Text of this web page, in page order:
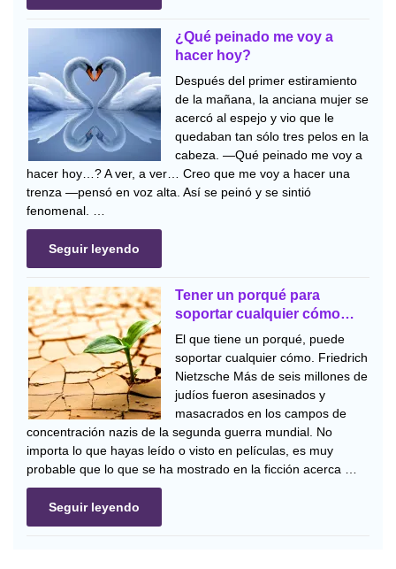
¿Qué peinado me voy a
hacer hoy?
Después del primer estiramiento
de la mañana, la anciana mujer se
acercó al espejo y vio que le
quedaban tan sólo tres pelos en la
cabeza. —Qué peinado me voy a
hacer hoy…? A ver, a ver… Creo que me voy a hacer una
trenza —pensó en voz alta. Así se peinó y se sintió
fenomenal. …
Seguir leyendo
Tener un porqué para
soportar cualquier cómo…
El que tiene un porqué, puede
soportar cualquier cómo. Friedrich
Nietzsche Más de seis millones de
judíos fueron asesinados y
masacrados en los campos de
concentración nazis de la segunda guerra mundial. No
importa lo que hayas leído o visto en películas, es muy
probable que lo que se ha mostrado en la ficción acerca …
Seguir leyendo